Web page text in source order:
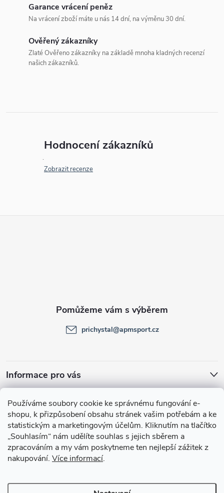
Používáme soubory cookie ke správnému fungování e-
shopu, k přizpůsobení obsahu stránek vašim potřebám a ke
statistickým a marketingovým účelům. Kliknutím na tlačítko
„Souhlasím“ nám udělíte souhlas s jejich sběrem a
zpracováním a my vám poskytneme ten nejlepší zážitek z
nakupování. Více informací.
Garance vrácení peněz
Na vrácení zboží máte u nás 14 dní, na výměnu 30 dní.
Ověřený zákazníky
Zlaté Ověřeno zákazníky na základě mnoha kladných recenzí
našich zákazníků.
Hodnocení zákazníků
Zobrazit recenze
Informace pro vás
prichystal@apmsport.cz
Facebook